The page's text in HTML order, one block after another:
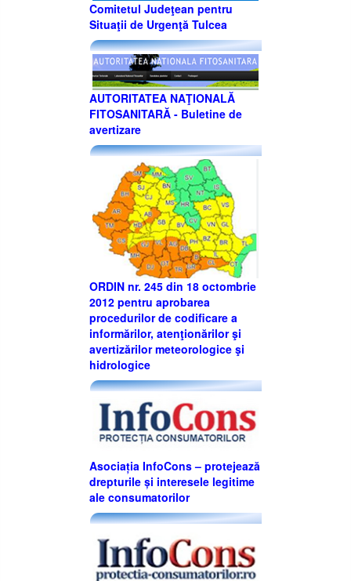
Comitetul Judeţean pentru
Situaţii de Urgenţă Tulcea
AUTORITATEA NAŢIONALĂ
FITOSANITARĂ - Buletine de
avertizare
ORDIN nr. 245 din 18 octombrie
2012 pentru aprobarea
procedurilor de codificare a
informărilor, atenţionărilor şi
avertizărilor meteorologice şi
hidrologice
Asociația InfoCons – protejează
drepturile și interesele legitime
ale consumatorilor